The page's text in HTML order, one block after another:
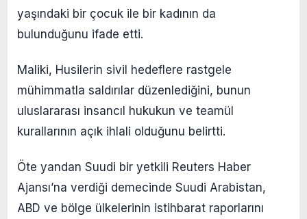
yaşındaki bir çocuk ile bir kadının da
bulunduğunu ifade etti.
Maliki, Husilerin sivil hedeflere rastgele
mühimmatla saldırılar düzenlediğini, bunun
uluslararası insancıl hukukun ve teamül
kurallarının açık ihlali olduğunu belirtti.
Öte yandan Suudi bir yetkili Reuters Haber
Ajansı’na verdiği demecinde Suudi Arabistan,
ABD ve bölge ülkelerinin istihbarat raporlarını